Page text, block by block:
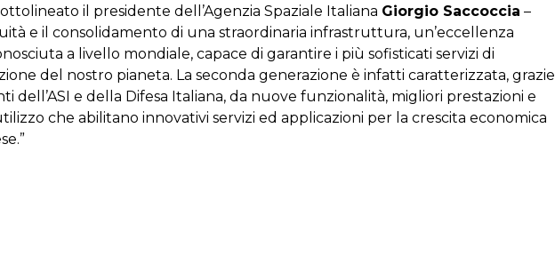
il presidente dell’Agenzia Spaziale Italiana Giorgio Saccoccia –
e il consolidamento di una straordinaria infrastruttura, un’eccellenza
a livello mondiale, capace di garantire i più sofisticati servizi di
del nostro pianeta. La seconda generazione è infatti caratterizzata, grazie
dell’ASI e della Difesa Italiana, da nuove funzionalità, migliori prestazioni e
che abilitano innovativi servizi ed applicazioni per la crescita economica